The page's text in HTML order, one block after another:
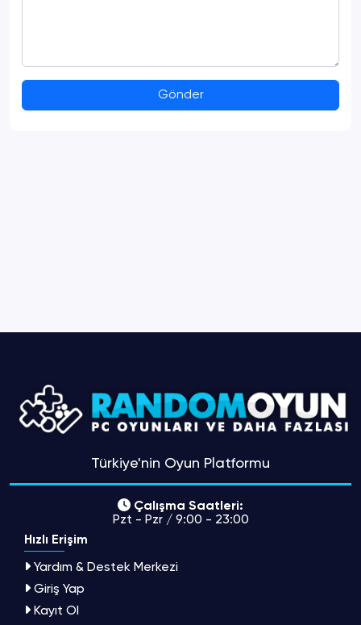
Gönder
Türkiye'nin Oyun Platformu
Çalışma Saatleri:
Pzt - Pzr / 9:00 - 23:00
Hızlı Erişim
Yardım & Destek Merkezi
Giriş Yap
Kayıt Ol